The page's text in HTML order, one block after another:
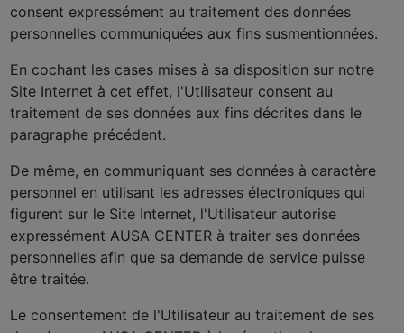
consent expressément au traitement des données
personnelles communiquées aux fins susmentionnées.
En cochant les cases mises à sa disposition sur notre
Site Internet à cet effet, l'Utilisateur consent au
traitement de ses données aux fins décrites dans le
paragraphe précédent.
De même, en communiquant ses données à caractère
personnel en utilisant les adresses électroniques qui
figurent sur le Site Internet, l'Utilisateur autorise
expressément AUSA CENTER à traiter ses données
personnelles afin que sa demande de service puisse
être traitée.
Le consentement de l'Utilisateur au traitement de ses